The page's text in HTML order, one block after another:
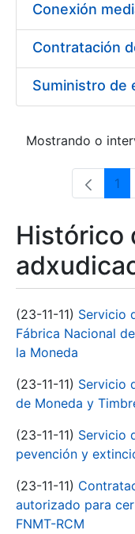
Mostrando o
1
Histórico
(23-11-11) Servicio
Fábrica Nacional
la Moneda
(23-11-11) Servicio
de Moneda y
(23-11-11) Servicio
pevención y
(23-11-11)
autorizado para
FNMT-RCM